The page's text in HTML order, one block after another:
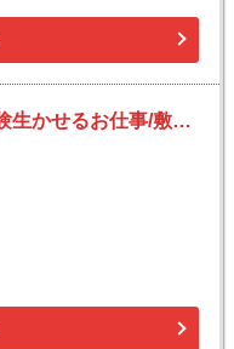
【夜間】20時～23時/短時間/経験生かせるお仕事/敷地内での車両移動および送迎業務